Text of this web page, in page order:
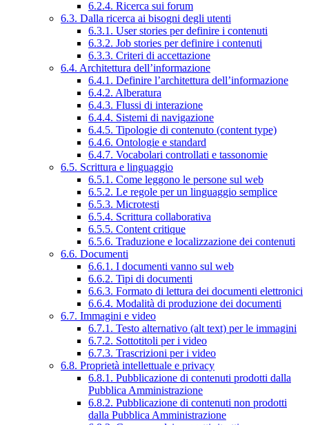
6.2.4. Ricerca sui forum
6.3. Dalla ricerca ai bisogni degli utenti
6.3.1. User stories per definire i contenuti
6.3.2. Job stories per definire i contenuti
6.3.3. Criteri di accettazione
6.4. Architettura dell’informazione
6.4.1. Definire l’architettura dell’informazione
6.4.2. Alberatura
6.4.3. Flussi di interazione
6.4.4. Sistemi di navigazione
6.4.5. Tipologie di contenuto (content type)
6.4.6. Ontologie e standard
6.4.7. Vocabolari controllati e tassonomie
6.5. Scrittura e linguaggio
6.5.1. Come leggono le persone sul web
6.5.2. Le regole per un linguaggio semplice
6.5.3. Microtesti
6.5.4. Scrittura collaborativa
6.5.5. Content critique
6.5.6. Traduzione e localizzazione dei contenuti
6.6. Documenti
6.6.1. I documenti vanno sul web
6.6.2. Tipi di documenti
6.6.3. Formato di lettura dei documenti elettronici
6.6.4. Modalità di produzione dei documenti
6.7. Immagini e video
6.7.1. Testo alternativo (alt text) per le immagini
6.7.2. Sottotitoli per i video
6.7.3. Trascrizioni per i video
6.8. Proprietà intellettuale e privacy
6.8.1. Pubblicazione di contenuti prodotti dalla
Pubblica Amministrazione
6.8.2. Pubblicazione di contenuti non prodotti
dalla Pubblica Amministrazione